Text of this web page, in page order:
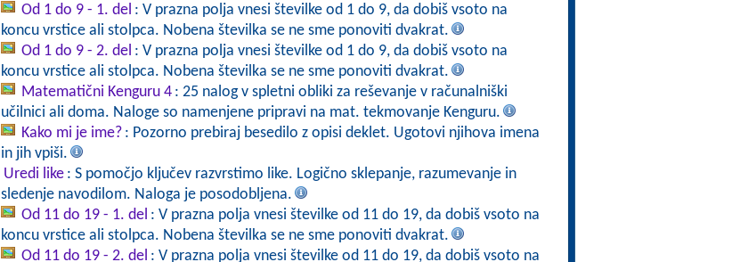
Od 1 do 9 - 1. del : V prazna polja vnesi številke od 1 do 9, da dobiš vsoto na
koncu vrstice ali stolpca. Nobena številka se ne sme ponoviti dvakrat.
Od 1 do 9 - 2. del : V prazna polja vnesi številke od 1 do 9, da dobiš vsoto na
koncu vrstice ali stolpca. Nobena številka se ne sme ponoviti dvakrat.
Matematični Kenguru 4 : 25 nalog v spletni obliki za reševanje v računalniški
učilnici ali doma. Naloge so namenjene pripravi na mat. tekmovanje Kenguru.
Kako mi je ime? : Pozorno prebiraj besedilo z opisi deklet. Ugotovi njihova imena
in jih vpiši.
Uredi like : S pomočjo ključev razvrstimo like. Logično sklepanje, razumevanje in
sledenje navodilom. Naloga je posodobljena.
Od 11 do 19 - 1. del : V prazna polja vnesi številke od 11 do 19, da dobiš vsoto na
koncu vrstice ali stolpca. Nobena številka se ne sme ponoviti dvakrat.
Od 11 do 19 - 2. del : V prazna polja vnesi številke od 11 do 19, da dobiš vsoto na